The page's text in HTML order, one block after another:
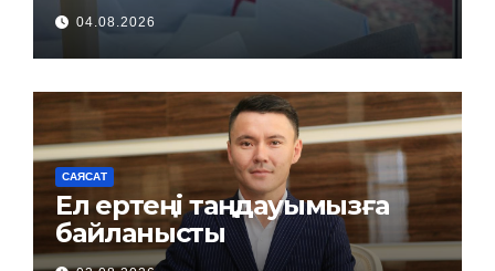
04.08.2026
САЯСАТ
Ел ертеңі таңдауымызға
байланысты